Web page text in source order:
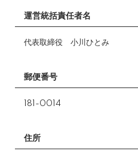
運営統括責任者名
代表取締役 小川ひとみ
郵便番号
181-0014
住所